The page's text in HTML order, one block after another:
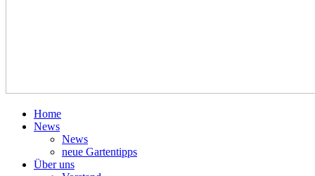
Home
News
News
neue Gartentipps
Über uns